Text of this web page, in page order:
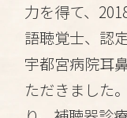
力を得て、
語聴覚士、認
宇都宮病院耳
ただきました